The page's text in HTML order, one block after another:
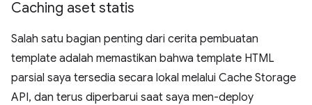
Caching aset statis
Salah satu bagian penting dari cerita pembuatan
template adalah memastikan bahwa template HTML
parsial saya tersedia secara lokal melalui Cache Storage
API, dan terus diperbarui saat saya men-deploy